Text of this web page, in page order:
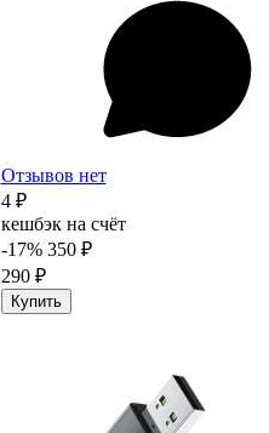
Отзывов нет
4 ₽
кешбэк на счёт
-17% 350 ₽
290 ₽
Купить